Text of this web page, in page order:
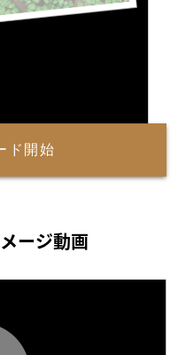
ド開始
ージ動画